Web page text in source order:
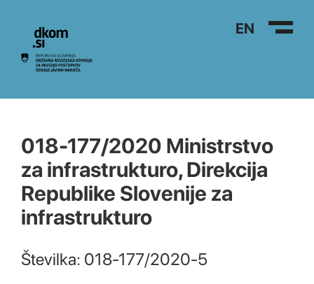
Na vsebino EN
018-177/2020 Ministrstvo
za infrastrukturo, Direkcija
Republike Slovenije za
infrastrukturo
Številka: 018-177/2020-5